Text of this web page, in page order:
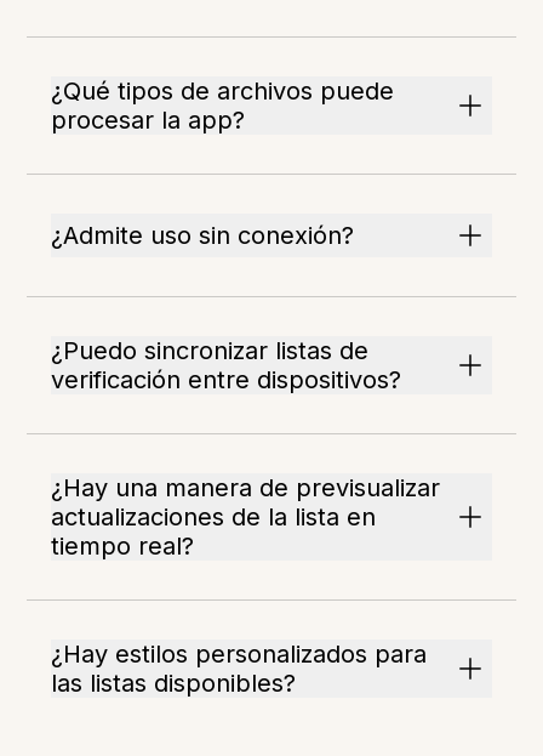
¿Qué tipos de archivos puede
procesar la app?
¿Admite uso sin conexión?
¿Puedo sincronizar listas de
verificación entre dispositivos?
¿Hay una manera de previsualizar
actualizaciones de la lista en
tiempo real?
¿Hay estilos personalizados para
las listas disponibles?